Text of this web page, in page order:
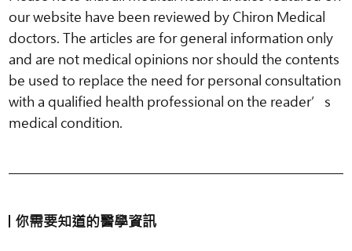
our website have been reviewed by Chiron Medical
doctors. The articles are for general information only
and are not medical opinions nor should the contents
be used to replace the need for personal consultation
with a qualified health professional on the reader’s
medical condition.
你需要知道的醫學資訊